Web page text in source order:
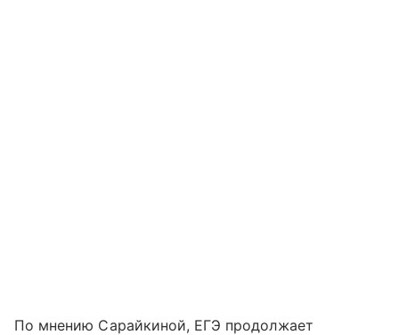
По мнению Сарайкиной, ЕГЭ продолжает